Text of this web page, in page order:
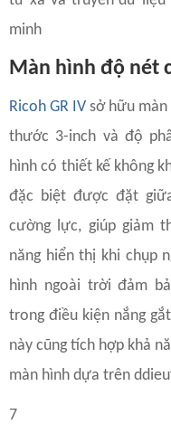
minh
Màn hình độ nét
Ricoh GR IV sở hữu màn
thước 3-inch và độ
hình có thiết kế không
đặc biệt được đặt
cường lực, giúp giảm
năng hiển thị khi chụp
hình ngoài trời đảm
trong điều kiện nắng
này cũng tích hợp khả
màn hình dựa trên
7